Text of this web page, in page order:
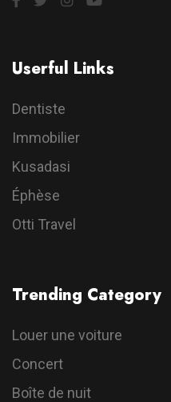
Userful Links
Dentiste
Immobilier
Kusadasi
Éphèse
Otti Travel
Trending Category
Louer une voiture
Concert
Boîte de nuit